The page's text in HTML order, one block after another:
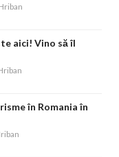
aici! Vino să îl
în Romania în